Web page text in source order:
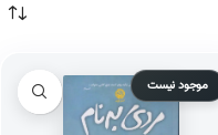
موجود نیست